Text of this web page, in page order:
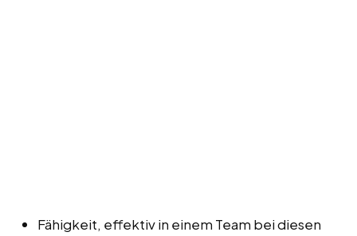
Fähigkeit, effektiv in einem Team bei diesen